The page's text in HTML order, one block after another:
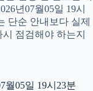
년07월05일 19시
단순 안내보다 실제
점검해야 하는지
월05일 19시23분